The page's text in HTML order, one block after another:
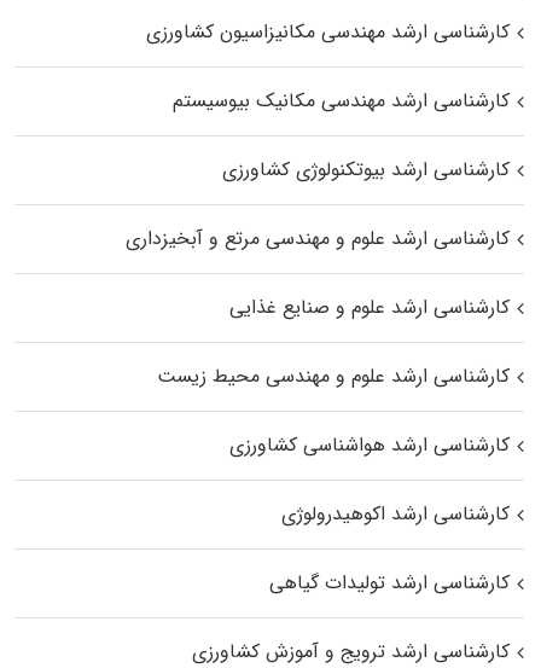
کارشناسی ارشد مهندسی مکانیزاسیون کشاورزی
کارشناسی ارشد مهندسی مکانیک بیوسیستم
کارشناسی ارشد بیوتکنولوژی کشاورزی
کارشناسی ارشد علوم و مهندسی مرتع و آبخیزداری
کارشناسی ارشد علوم و صنایع غذایی
کارشناسی ارشد علوم و مهندسی محیط زیست
کارشناسی ارشد هواشناسی کشاورزی
کارشناسی ارشد اکوهیدرولوژی
کارشناسی ارشد تولیدات گیاهی
کارشناسی ارشد ترویج و آموزش کشاورزی